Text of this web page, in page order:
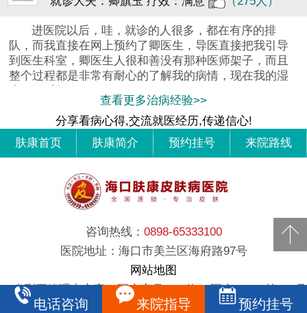
进医院以后，哇，就诊的人很多，都在有序的排
队，而我直接在网上预约了卿医生，导医直接把我引导
到医生科室，卿医生人很和善没有那种医师架子，而且
整个过程都是非常有耐心的了解我的病情，现在我的湿
查看更多治病经验>>
分享看病心得,交流就医经历,传递信心!
肤康首页
肤康简介 预约挂号 来院路线
咨询热线： 0898-65333100
医院地址：海口市美兰区海府路97号
网站地图
（省彩票管理中心旁）医广审号：（海）医广[2020]第017号
电话咨询 来院指导 预约挂号